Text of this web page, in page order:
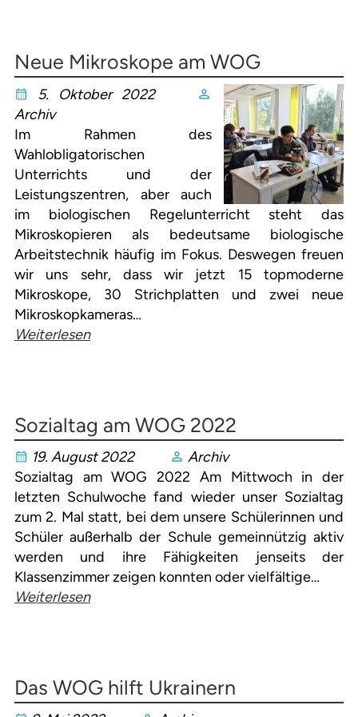
Neue Mikroskope am WOG
5. Oktober 2022
Archiv
Im Rahmen des
Wahlobligatorischen
Unterrichts und der
Leistungszentren, aber auch
im biologischen Regelunterricht steht das
Mikroskopieren als bedeutsame biologische
Arbeitstechnik häufig im Fokus. Deswegen freuen
wir uns sehr, dass wir jetzt 15 topmoderne
Mikroskope, 30 Strichplatten und zwei neue
Mikroskopkameras…
Weiterlesen
Sozialtag am WOG 2022
19. August 2022
Archiv
Sozialtag am WOG 2022 Am Mittwoch in der
letzten Schulwoche fand wieder unser Sozialtag
zum 2. Mal statt, bei dem unsere Schülerinnen und
Schüler außerhalb der Schule gemeinnützig aktiv
werden und ihre Fähigkeiten jenseits der
Klassenzimmer zeigen konnten oder vielfältige…
Weiterlesen
Das WOG hilft Ukrainern